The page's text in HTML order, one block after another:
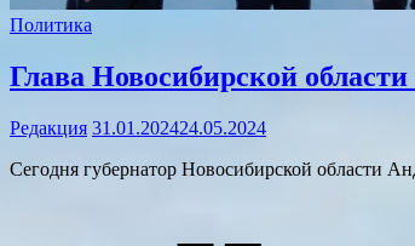
Политика
Глава Новосибирской
Редакция 31.01.202424.05.2024
Сегодня губернатор Новосибирской области